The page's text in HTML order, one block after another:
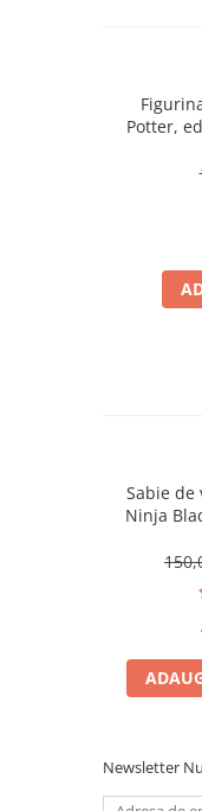
Potter,
Sabie de
Ninja
Newsletter